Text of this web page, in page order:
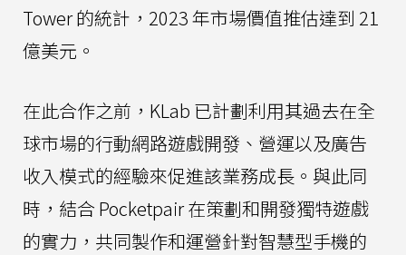
Tower 的統計，2023 年市場價值推估達到 21
億美元。
在此合作之前，KLab 已計劃利用其過去在全
球市場的行動網路遊戲開發、營運以及廣告
收入模式的經驗來促進該業務成長。與此同
時，結合 Pocketpair 在策劃和開發獨特遊戲
的實力，共同製作和運營針對智慧型手機的